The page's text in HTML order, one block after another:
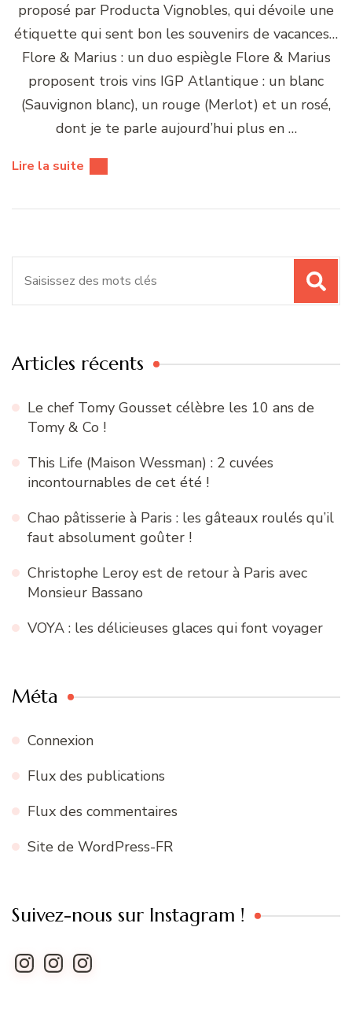
proposé par Producta Vignobles, qui dévoile une
étiquette qui sent bon les souvenirs de vacances…
Flore & Marius : un duo espiègle Flore & Marius
proposent trois vins IGP Atlantique : un blanc
(Sauvignon blanc), un rouge (Merlot) et un rosé,
dont je te parle aujourd’hui plus en …
Lire la suite
Articles récents
Le chef Tomy Gousset célèbre les 10 ans de
Tomy & Co !
This Life (Maison Wessman) : 2 cuvées
incontournables de cet été !
Chao pâtisserie à Paris : les gâteaux roulés qu’il
faut absolument goûter !
Christophe Leroy est de retour à Paris avec
Monsieur Bassano
VOYA : les délicieuses glaces qui font voyager
Méta
Connexion
Flux des publications
Flux des commentaires
Site de WordPress-FR
Suivez-nous sur Instagram !
Instagram
InstagramInstagram